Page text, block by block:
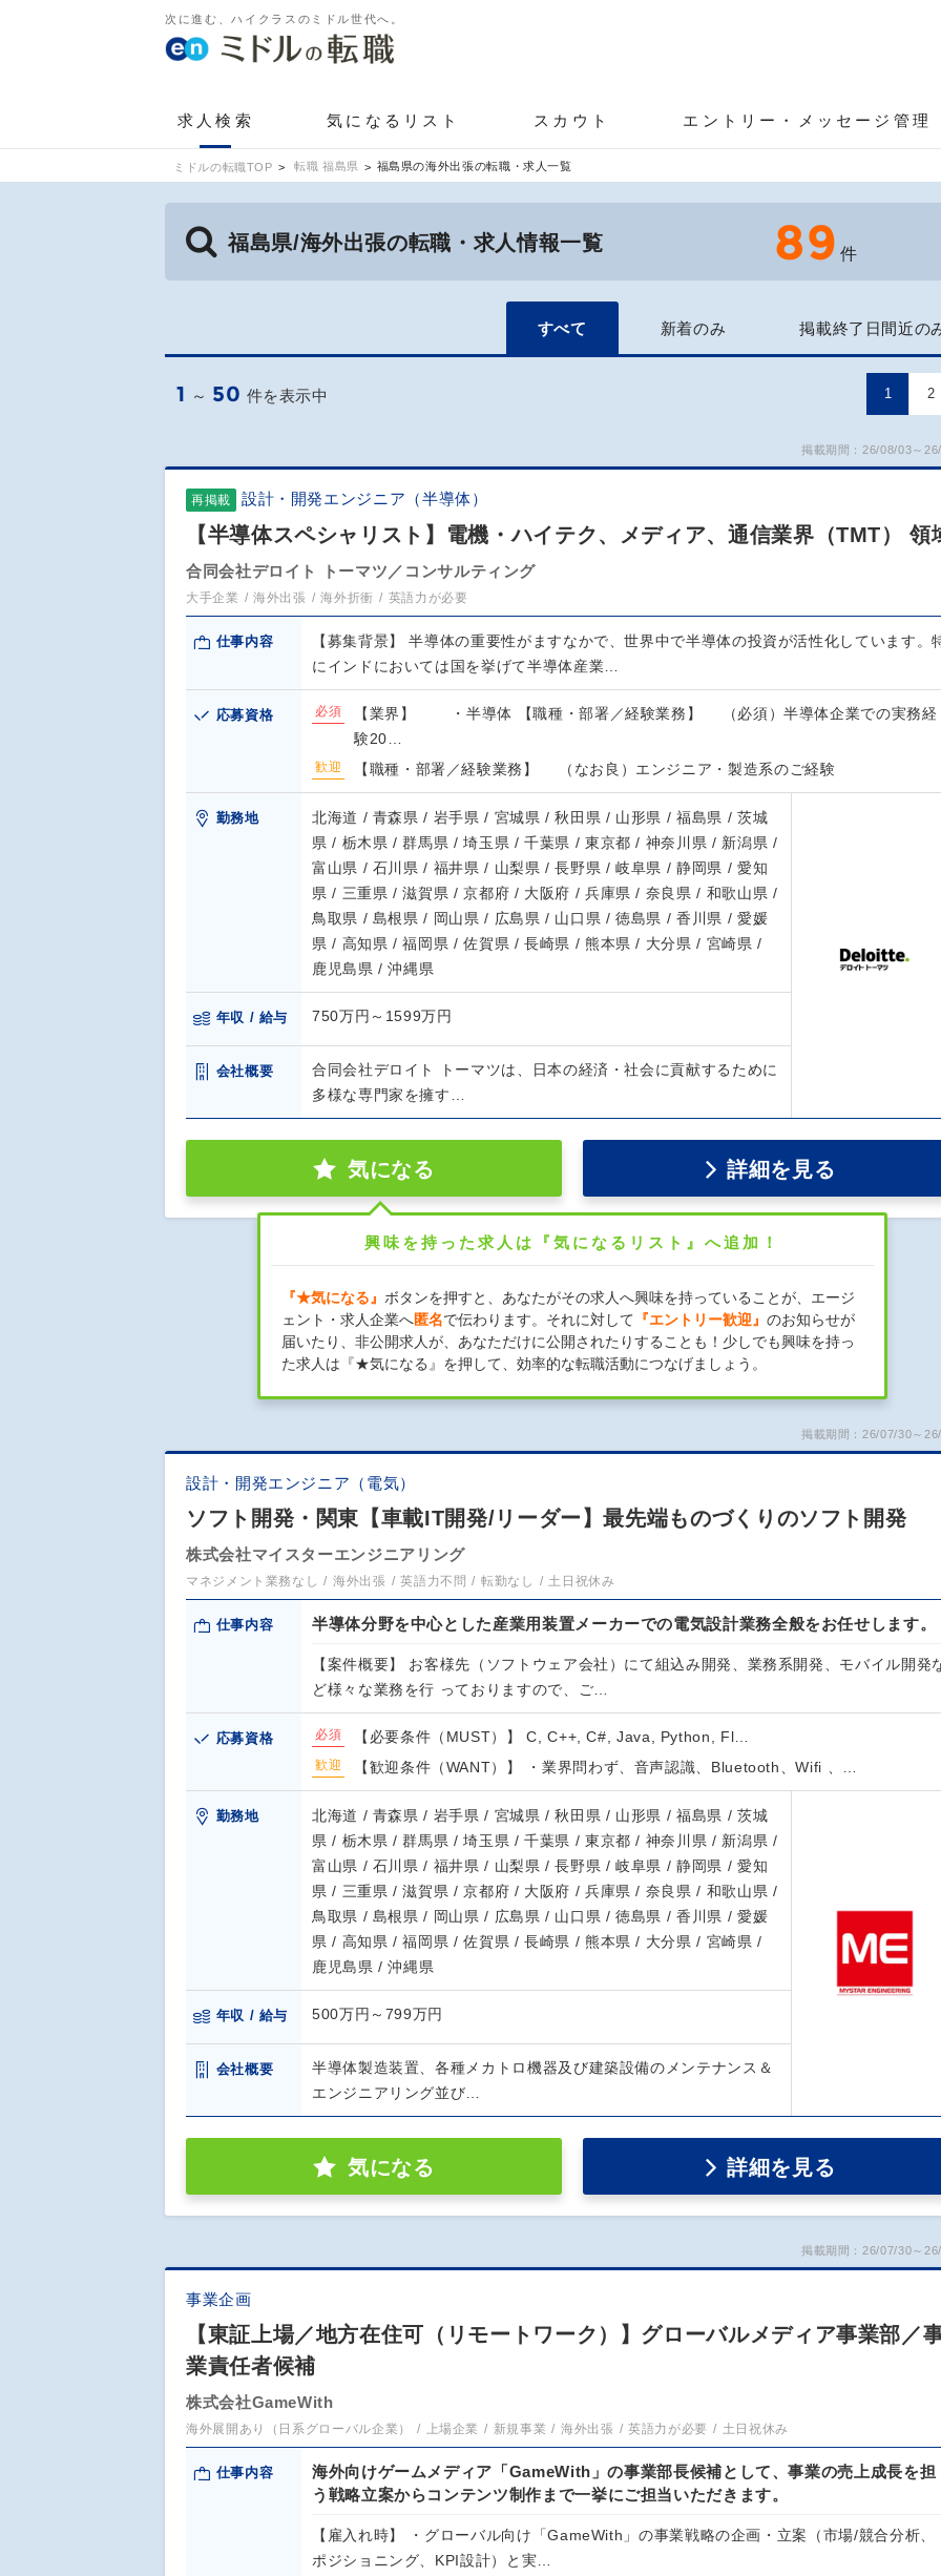
次に進む、ハイクラスのミドル世代へ。
求人検索 気になるリスト スカウト エントリー・メッセージ管理
ミドルの転職TOP 転職 福島県 福島県の海外出張の転職・求人一覧
福島県/海外出張の転職・求人情報一覧 89 件
すべて 新着のみ 掲載終了日間近の
1 ～ 50 件を表示中 1 2
掲載期間：26/08/03～
再掲載 設計・開発エンジニア（半導体）
【半導体スペシャリスト】電機・ハイテク、メディア、通信業界（TMT） 領
合同会社デロイト トーマツ／コンサルティング
大手企業 海外出張 海外折衝 英語力が必要
仕事内容
【募集背景】 半導体の重要性がますなかで、世界中で半導体の投資が活性化しています。
にインドにおいては国を挙げて半導体産業…
応募資格 必須
【業界】 ・半導体 【職種・部署／経験業務】 （必須）半導体企業での実務経
験20…
歓迎 【職種・部署／経験業務】 （なお良）エンジニア・製造系のご経験
勤務地
北海道 / 青森県 / 岩手県 / 宮城県 / 秋田県 / 山形県 / 福島県 / 茨城
県 / 栃木県 / 群馬県 / 埼玉県 / 千葉県 / 東京都 / 神奈川県 / 新潟県 /
富山県 / 石川県 / 福井県 / 山梨県 / 長野県 / 岐阜県 / 静岡県 / 愛知
県 / 三重県 / 滋賀県 / 京都府 / 大阪府 / 兵庫県 / 奈良県 / 和歌山県 /
鳥取県 / 島根県 / 岡山県 / 広島県 / 山口県 / 徳島県 / 香川県 / 愛媛
県 / 高知県 / 福岡県 / 佐賀県 / 長崎県 / 熊本県 / 大分県 / 宮崎県 /
鹿児島県 / 沖縄県
年収 / 給与 750万円～1599万円
会社概要
合同会社デロイト トーマツは、日本の経済・社会に貢献するために
多様な専門家を擁す…
気になる 詳細を見る
興味を持った求人は『気になるリスト』へ追加！
『★気になる』 ボタンを押すと、あなたがその求人へ興味を持っていることが、エージ
ェント・求人企業へ匿名で伝わります。それに対して 『エントリー歓迎』 のお知らせが
届いたり、非公開求人が、あなただけに公開されたりすることも！少しでも興味を持っ
た求人は『★気になる』を押して、効率的な転職活動につなげましょう。
掲載期間：26/07/30～
設計・開発エンジニア（電気）
ソフト開発・関東【車載IT開発/リーダー】最先端ものづくりのソフト開発
株式会社マイスターエンジニアリング
マネジメント業務なし 海外出張 英語力不問 転勤なし 土日祝休み
仕事内容 半導体分野を中心とした産業用装置メーカーでの電気設計業務全般をお任せします。
【案件概要】 お客様先（ソフトウェア会社）にて組込み開発、業務系開発、モバイル開発
ど様々な業務を行 っておりますので、ご…
応募資格 必須 【必要条件（MUST）】 C, C++, C#, Java, Python, Fl…
歓迎 【歓迎条件（WANT）】 ・業界問わず、音声認識、Bluetooth、Wifi 、…
勤務地
北海道 / 青森県 / 岩手県 / 宮城県 / 秋田県 / 山形県 / 福島県 / 茨城
県 / 栃木県 / 群馬県 / 埼玉県 / 千葉県 / 東京都 / 神奈川県 / 新潟県 /
富山県 / 石川県 / 福井県 / 山梨県 / 長野県 / 岐阜県 / 静岡県 / 愛知
県 / 三重県 / 滋賀県 / 京都府 / 大阪府 / 兵庫県 / 奈良県 / 和歌山県 /
鳥取県 / 島根県 / 岡山県 / 広島県 / 山口県 / 徳島県 / 香川県 / 愛媛
県 / 高知県 / 福岡県 / 佐賀県 / 長崎県 / 熊本県 / 大分県 / 宮崎県 /
鹿児島県 / 沖縄県
年収 / 給与 500万円～799万円
会社概要
半導体製造装置、各種メカトロ機器及び建築設備のメンテナンス＆
エンジニアリング並び…
気になる 詳細を見る
掲載期間：26/07/30～
事業企画
【東証上場／地方在住可（リモートワーク）】グローバルメディア事業部／
業責任者候補
株式会社GameWith
海外展開あり（日系グローバル企業） 上場企業 新規事業 海外出張 英語力が必要 土日祝休み
仕事内容
海外向けゲームメディア「GameWith」の事業部長候補として、事業の売上成長を担
う戦略立案からコンテンツ制作まで一挙にご担当いただきます。
【雇入れ時】 ・グローバル向け「GameWith」の事業戦略の企画・立案（市場/競合分析、
ポジショニング、KPI設計）と実…